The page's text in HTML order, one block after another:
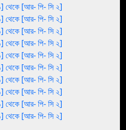
থেকে [আর- পি- সি ২]
থেকে [আর- পি- সি ২]
থেকে [আর- পি- সি ২]
থেকে [আর- পি- সি ২]
থেকে [আর- পি- সি ২]
থেকে [আর- পি- সি ২]
থেকে [আর- পি- সি ২]
থেকে [আর- পি- সি ২]
থেকে [আর- পি- সি ২]
থেকে [আর- পি- সি ২]